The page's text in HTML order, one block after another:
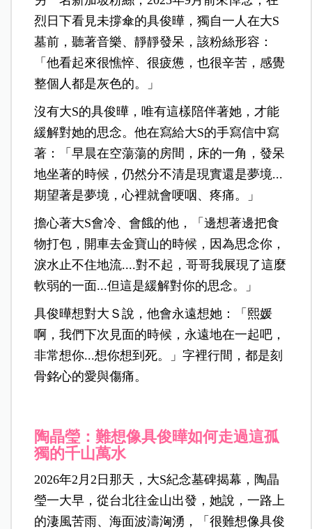
烈日下看見未撐傘的具俊曄，獨自一人在大S
墓前，聽著音樂、靜靜發呆，該粉絲形容：
「他看起來很憔悴、很疲憊，也很辛苦，感覺
整個人都是灰色的。」
沒有大S的具俊曄，唯有這樣陪伴著她，才能
緩解對她的思念。他在寫給大S的手寫信中寫
著：「早晨在空蕩蕩的房間，床的一角，發呆
地坐著的時候，仍然分不清是現實還是夢境...
期望著是夢境，心裡就會哽咽、疼痛。」
擔心著大S會冷、會餓的他，「邊想著邊把食
物打包，開車去金寶山的時候，因為思念你，
淚水止不住地流....對不起，哥哥我展現了這麼
軟弱的一面...但這是緩解對你的思念。」
具俊曄想對大Ｓ說，他會永遠想她：「熙媛
啊，我們下次見面的時候，永遠地在一起吧，
非常想你...想你想到死。」字裡行間，都是刻
骨銘心的愛與傷痛。
陶晶瑩：難想像具俊曄如何走過這孤
獨的千山萬水
2026年2月2日那天，大S紀念墓碑揭幕，陶晶
瑩一大早，從台北往金山出發，她說，一路上
的淒風苦雨、海面波濤洶湧，「很難想像具俊